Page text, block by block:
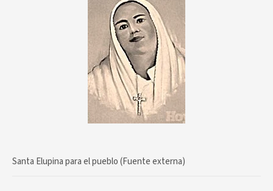
Santa Elupina para el pueblo (Fuente externa)